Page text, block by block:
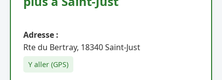
Adresse :
Rte du Bertray, 18340 Saint-Just
Y aller (GPS)